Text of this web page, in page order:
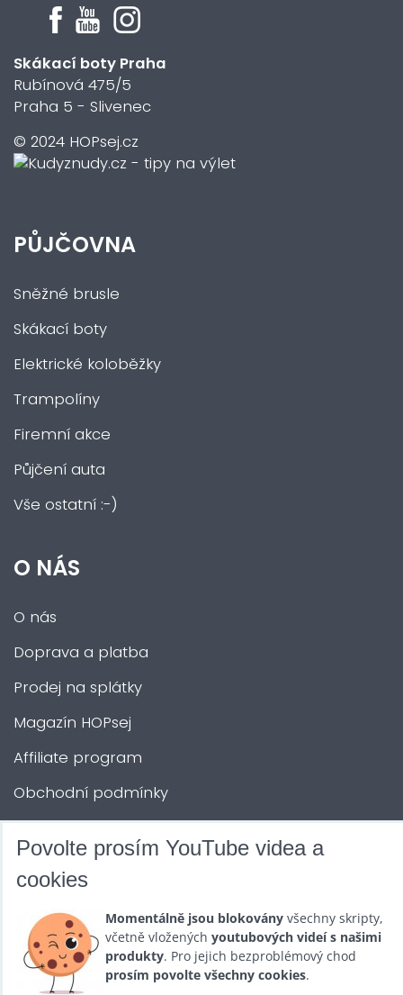
Skákací boty Praha
Rubínová 475/5
Praha 5 - Slivenec
© 2024 HOPsej.cz
PŮJČOVNA
Sněžné brusle
Skákací boty
Elektrické koloběžky
Trampolíny
Firemní akce
Půjčení auta
Vše ostatní :-)
O NÁS
O nás
Doprava a platba
Prodej na splátky
Magazín HOPsej
Affiliate program
Obchodní podmínky
DALŠÍ SLUŽBY
Zábava na Vaši akci
Půjčovna
Povolte prosím YouTube videa a
cookies
Momentálně jsou blokovány všechny skripty,
včetně vložených youtubových videí s našimi
produkty. Pro jejich bezproblémový chod
prosím povolte všechny cookies.